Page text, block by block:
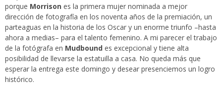
porque Morrison es la primera mujer nominada a mejor
dirección de fotografía en los noventa años de la premiación, un
parteaguas en la historia de los Oscar y un enorme triunfo –hasta
ahora a medias– para el talento femenino. A mi parecer el trabajo
de la fotógrafa en Mudbound es excepcional y tiene alta
posibilidad de llevarse la estatuilla a casa. No queda más que
esperar la entrega este domingo y desear presenciemos un logro
histórico.